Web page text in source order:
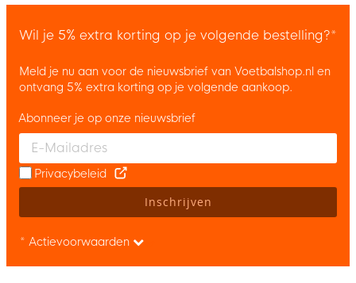
Wil je 5% extra korting op je volgende bestelling?*
Meld je nu aan voor de nieuwsbrief van Voetbalshop.nl en
ontvang 5% extra korting op je volgende aankoop.
Enter your email and accept the privacy policy to subscribe to
Abonneer je op onze nieuwsbrief
Privacybeleid
Inschrijven
* Actievoorwaarden